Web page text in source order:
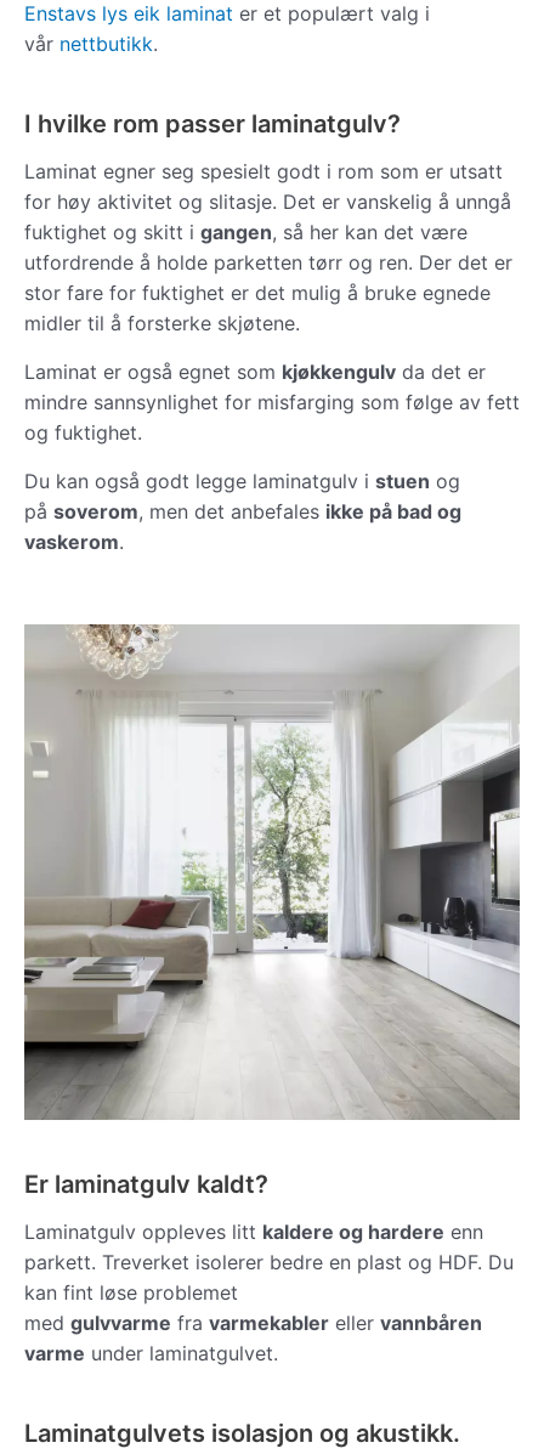
Enstavs lys eik laminat er et populært valg i
vår nettbutikk.
I hvilke rom passer laminatgulv?
Laminat egner seg spesielt godt i rom som er utsatt
for høy aktivitet og slitasje. Det er vanskelig å unngå
fuktighet og skitt i gangen, så her kan det være
utfordrende å holde parketten tørr og ren. Der det er
stor fare for fuktighet er det mulig å bruke egnede
midler til å forsterke skjøtene.
Laminat er også egnet som kjøkkengulv da det er
mindre sannsynlighet for misfarging som følge av fett
og fuktighet.
Du kan også godt legge laminatgulv i stuen og
på soverom, men det anbefales ikke på bad og
vaskerom.
Er laminatgulv kaldt?
Laminatgulv oppleves litt kaldere og hardere enn
parkett. Treverket isolerer bedre en plast og HDF. Du
kan fint løse problemet
med gulvvarme fra varmekabler eller vannbåren
varme under laminatgulvet.
Laminatgulvets isolasjon og akustikk.